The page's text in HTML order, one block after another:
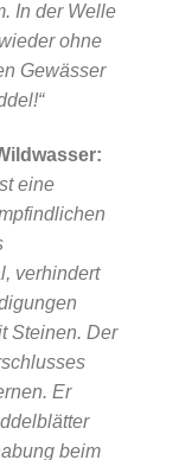
In der Welle
ohne
Gewässer
eine
verhindert
Steinen. Der
Er
beim